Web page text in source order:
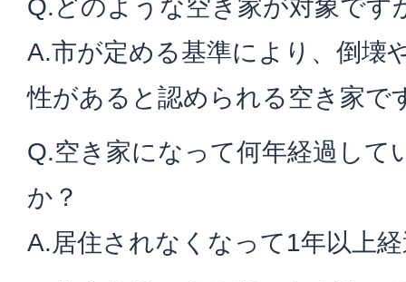
Q.どのような空き家が対象です
A.市が定める基準により、倒壊
性があると認められる空き家で
Q.空き家になって何年経過して
か？
A.居住されなくなって1年以上